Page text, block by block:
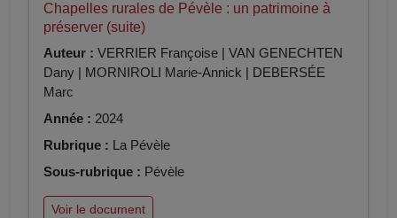
Chapelles rurales de Pévèle : un patrimoine à
préserver (suite)
Auteur : VERRIER Françoise | VAN GENECHTEN
Dany | MORNIROLI Marie-Annick | DEBERSÉE
Marc
Année : 2024
Rubrique : La Pévèle
Sous-rubrique : Pévèle
Voir le document